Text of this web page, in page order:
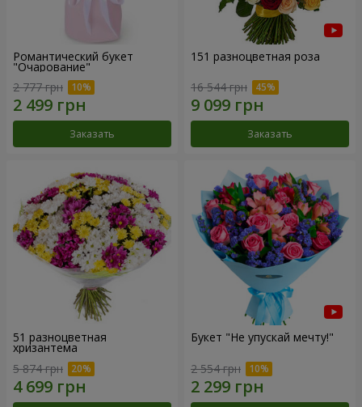
Романтический букет
"Очарование"
2 777 грн
Заказать
151 разноцветная роза
16 544 грн
Заказать
51 разноцветная
хризантема
5 874 грн
Букет "Не упускай мечту!"
2 554 грн